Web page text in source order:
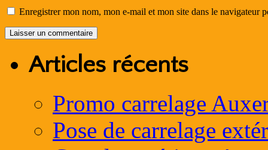
Enregistrer mon nom, mon e-mail et mon site dans le navigateur
Articles récents
Promo carrelage
Pose de carrelage